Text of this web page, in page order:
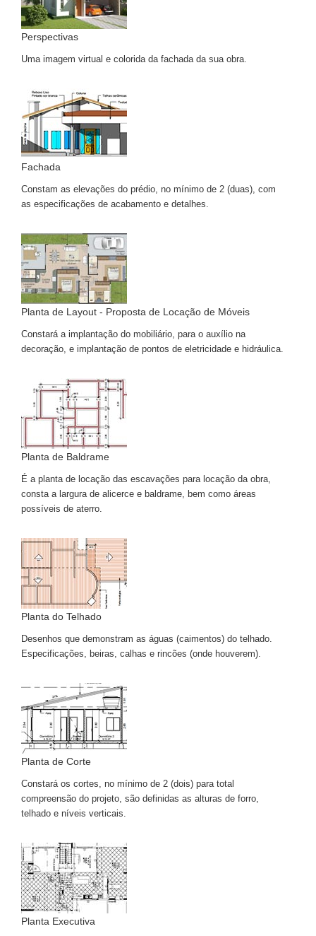
Perspectivas
Uma imagem virtual e colorida da fachada da sua obra.
Fachada
Constam as elevações do prédio, no mínimo de 2 (duas), com
as especificações de acabamento e detalhes.
Planta de Layout - Proposta de Locação de Móveis
Constará a implantação do mobiliário, para o auxílio na
decoração, e implantação de pontos de eletricidade e hidráulica.
Planta de Baldrame
É a planta de locação das escavações para locação da obra,
consta a largura de alicerce e baldrame, bem como áreas
possíveis de aterro.
Planta do Telhado
Desenhos que demonstram as águas (caimentos) do telhado.
Especificações, beiras, calhas e rincões (onde houverem).
Planta de Corte
Constará os cortes, no mínimo de 2 (dois) para total
compreensão do projeto, são definidas as alturas de forro,
telhado e níveis verticais.
Planta Executiva